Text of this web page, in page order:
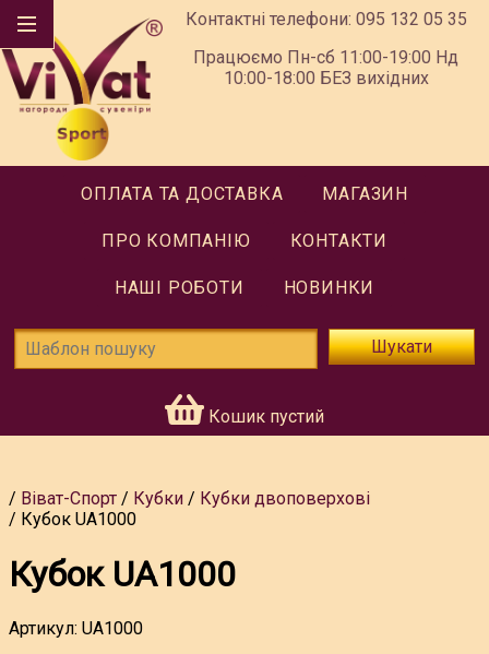
Контактні телефони: 095 132 05 35
Працюємо Пн-сб 11:00-19:00 Нд
10:00-18:00 БЕЗ вихідних
ОПЛАТА ТА ДОСТАВКА МАГАЗИН
ПРО КОМПАНІЮ КОНТАКТИ
НАШІ РОБОТИ НОВИНКИ
Шукати
Кошик пустий
Віват-Спорт Кубки
Кубки двоповерхові
Кубок UA1000
Кубок UA1000
Артикул: UA1000